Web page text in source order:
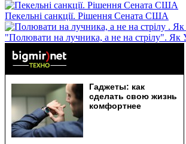
Пекельні санкції. Рішення Сената США
"Полювати на лучника, а не на стрілу". Як